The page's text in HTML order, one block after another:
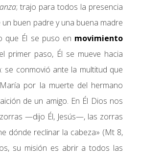
; trajo para todos la presencia
buen padre y una buena madre
que Él se puso en movimiento
primer paso, Él se mueve hacia
se conmovió ante la multitud que
por la muerte del hermano
de un amigo. En Él Dios nos
—dijo Él, Jesús—, las zorras
dónde reclinar la cabeza» (Mt 8,
su misión es abrir a todos las